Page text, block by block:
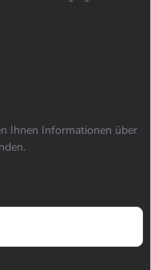
Ihnen Informationen über